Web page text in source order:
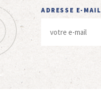
ADRESSE E-MAIL